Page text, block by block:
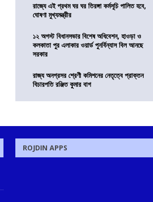
রাজ্যে এই প্রথম ঘর ঘর তিরঙ্গা কর্মসূচি পালিত হবে,
ঘোষণা মুখ্যমন্ত্রীর
১২ অগস্ট বিধানসভার বিশেষ অধিবেশন, হাওড়া ও
কলকাতা পুর এলাকার ওয়ার্ড পুনর্বিন্যাস বিল আনছে
সরকার
রাজ্য অনগ্রসর শ্রেণী কমিশনের নেতৃত্বে প্রাক্তন
বিচারপতি রঞ্জিত কুমার বাগ
ROJDIN APPS